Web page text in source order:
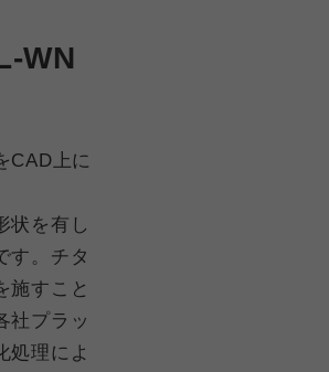
WN
CAD上に
状を有し
す。チタ
施すこと
社プラッ
処理によ